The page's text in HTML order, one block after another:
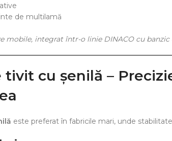
de multilamă
mobile, integrat într-o linie DINACO cu
tivit cu șenilă –
este preferat în fabricile mari, unde